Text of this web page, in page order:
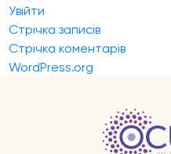
Увійти
Стрічка записів
Стрічка коментарів
WordPress.org